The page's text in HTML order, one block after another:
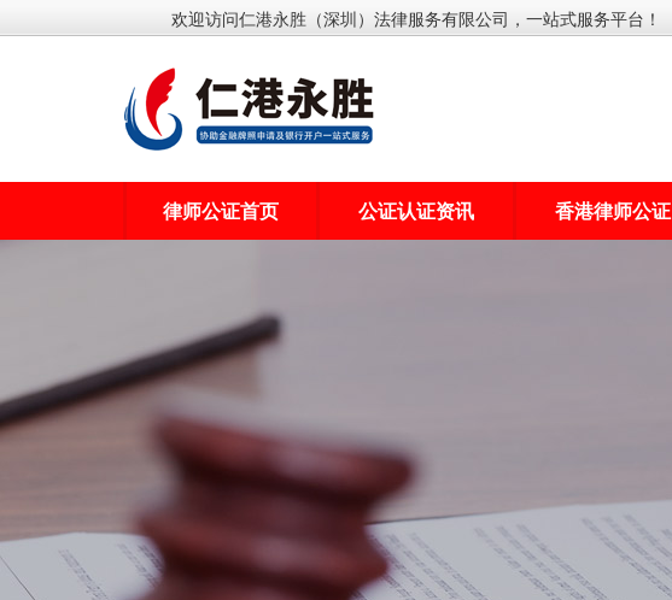
欢迎访问仁港永胜（深圳）法律服务有限公司，一站式服务平台！
律师公证首页 公证认证资讯 香港律师公证